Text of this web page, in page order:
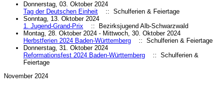
Donnerstag, 03. Oktober 2024
Tag der Deutschen Einheit
:: Schulferien & Feiertage
Sonntag, 13. Oktober 2024
1. Jugend-Grand-Prix
:: Bezirksjugend Alb-Schwarzwald
Montag, 28. Oktober 2024 - Mittwoch, 30. Oktober 2024
Herbstferien 2024 Baden-Württemberg
:: Schulferien & Feiertage
Donnerstag, 31. Oktober 2024
Reformationsfest 2024 Baden-Württemberg
:: Schulferien &
Feiertage
November 2024